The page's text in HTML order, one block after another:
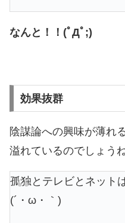
なんと！！(ﾟДﾟ;)
効果抜群
陰謀論への興味が薄れ
溢れているのでしょうね
孤独とテレビとネット
(´・ω・｀)